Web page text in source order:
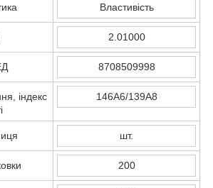
Властивість
2.01000
8708509998
індекс
146A6/139A8
шт.
200